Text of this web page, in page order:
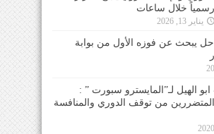
رسمياً خلال ساعات
يناير 13, 2026
يبحث عن فوزه الأول من بوابة
ابو الهيل لـ”المايسترو سبورت ” :
المتضررين من توقف الدوري والمنافسة